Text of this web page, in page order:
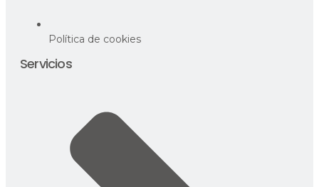
Política de cookies
Servicios